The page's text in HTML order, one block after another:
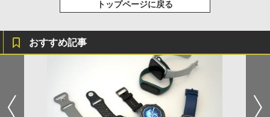
トップページに戻る
おすすめ記事